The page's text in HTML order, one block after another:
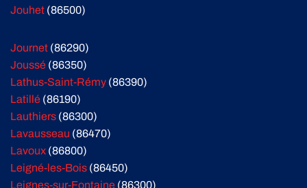
Jouhet (86500)
Journet (86290)
Joussé (86350)
Lathus-Saint-Rémy (86390)
Latillé (86190)
Lauthiers (86300)
Lavausseau (86470)
Lavoux (86800)
Leigné-les-Bois (86450)
Leignes-sur-Fontaine (86300)